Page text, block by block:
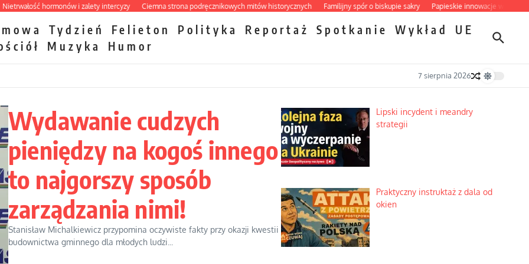
hormonów i zalety intercyzy Ciemna strona podręcznikowych mitów historycznych Familijny spór o biskupie sakry Papieskie innowacje w tradycyjnym
Tydzień Felieton Polityka Reportaż Spotkanie Wykład
UE
Muzyka Humor
7 sierpnia 2026
Wydawanie cudzych
pieniędzy na kogoś innego
to najgorszy sposób
zarządzania nimi!
Stanisław Michalkiewicz przypomina oczywiste fakty przy okazji kwestii
budownictwa gminnego dla młodych ludzi...
Lipski incydent i meandry
strategii
Praktyczny instruktaż z dala od
okien